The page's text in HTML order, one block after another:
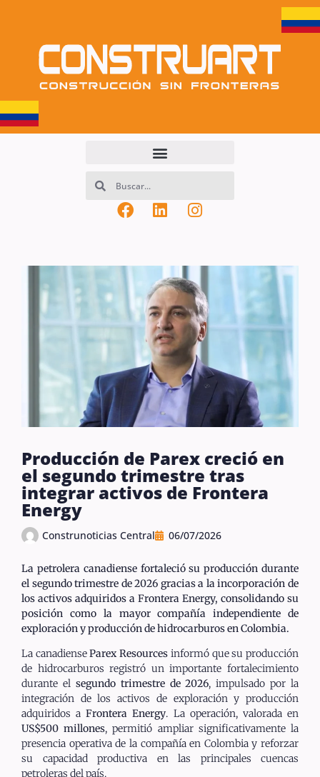
Producción de Parex creció en
el segundo trimestre tras
integrar activos de Frontera
Energy
Construnoticias Central 06/07/2026
La petrolera canadiense fortaleció su producción durante
el segundo trimestre de 2026 gracias a la incorporación de
los activos adquiridos a Frontera Energy, consolidando su
posición como la mayor compañía independiente de
exploración y producción de hidrocarburos en Colombia.
La canadienseParex Resources informó que su producción
de hidrocarburos registró un importante fortalecimiento
durante el segundo trimestre de 2026, impulsado por la
integración de los activos de exploración y producción
adquiridos aFrontera Energy. La operación, valorada en
US$500 millones, permitió ampliar significativamente la
presencia operativa de la compañía en Colombia y reforzar
su capacidad productiva en las principales cuencas
petroleras del país.